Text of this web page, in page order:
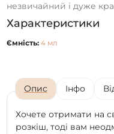
незвичайний і дуже
Характеристики
Ємність: 4 мл
Опис Інфо
Хочете отримати на
розкіш, тоді вам